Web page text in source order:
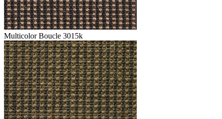
Multicolor Boucle 3015k